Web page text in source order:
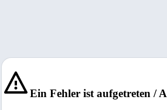
Ein Fehler ist aufgetreten /